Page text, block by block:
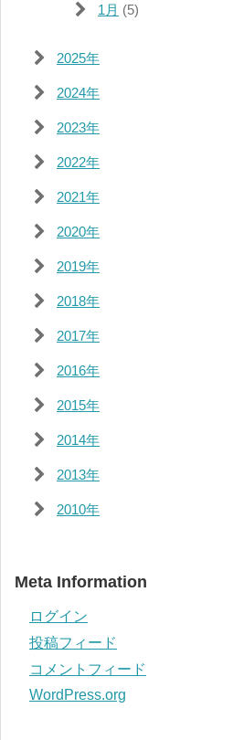
1月 (5)
2025年
2024年
2023年
2022年
2021年
2020年
2019年
2018年
2017年
2016年
2015年
2014年
2013年
2010年
Meta Information
ログイン
投稿フィード
コメントフィード
WordPress.org